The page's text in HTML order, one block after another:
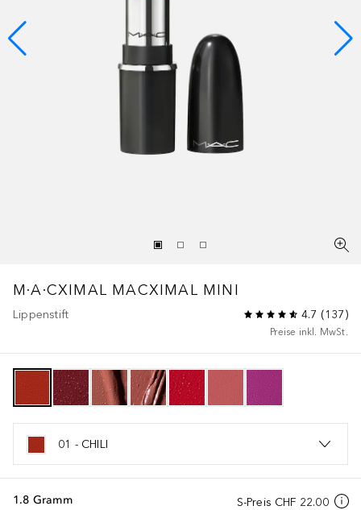
M·A·CXIMAL MACXIMAL MINI
Lippenstift 4.7 (137)
Preise inkl. MwSt.
01 - CHILI
S-Preis CHF 22.00
1.8 Gramm